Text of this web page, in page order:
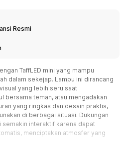
Resmi
TaffLED mini yang mampu
dalam sekejap. Lampu ini dirancang
yang lebih seru saat
bersama teman, atau mengadakan
yang ringkas dan desain praktis,
di berbagai situasi. Dukungan
semakin interaktif karena dapat
menciptakan atmosfer yang